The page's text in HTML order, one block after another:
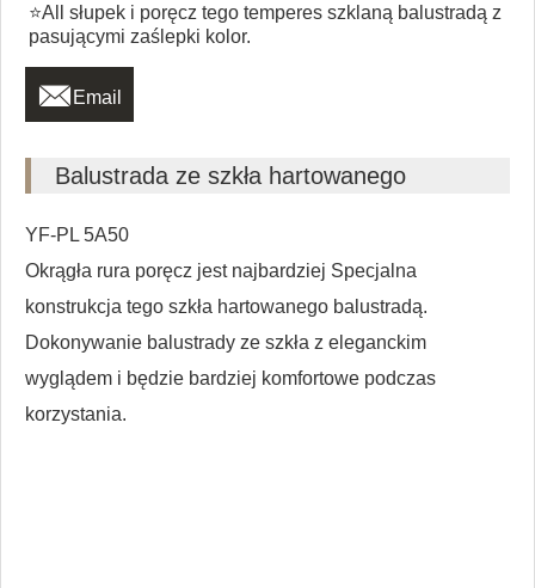
⭐All słupek i poręcz tego temperes szklaną balustradą z
pasującymi zaślepki kolor.
 Email
Balustrada ze szkła hartowanego
YF-PL 5A50
Okrągła rura poręcz jest najbardziej Specjalna
konstrukcja tego szkła hartowanego balustradą.
Dokonywanie balustrady ze szkła z eleganckim
wyglądem i będzie bardziej komfortowe podczas
korzystania.